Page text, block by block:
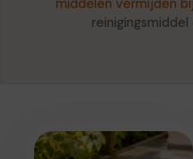
middelen vermijden